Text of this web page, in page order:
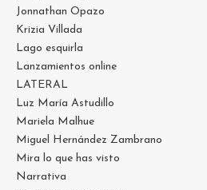
Jonnathan Opazo
Krizia Villada
Lago esquirla
Lanzamientos online
LATERAL
Luz María Astudillo
Mariela Malhue
Miguel Hernández Zambrano
Mira lo que has visto
Narrativa